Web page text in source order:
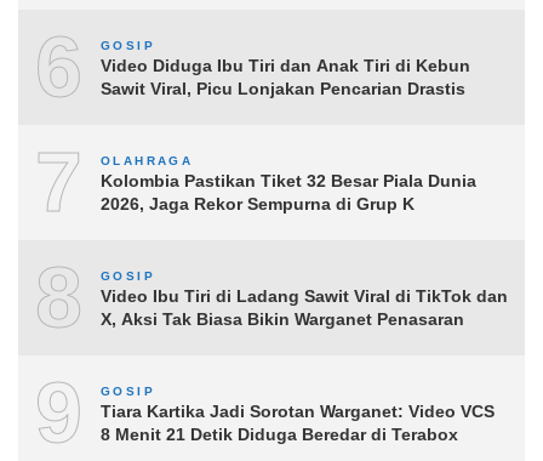
6 GOSIP
Video Diduga Ibu Tiri dan Anak Tiri di Kebun
Sawit Viral, Picu Lonjakan Pencarian Drastis
7 OLAHRAGA
Kolombia Pastikan Tiket 32 Besar Piala Dunia
2026, Jaga Rekor Sempurna di Grup K
8 GOSIP
Video Ibu Tiri di Ladang Sawit Viral di TikTok dan
X, Aksi Tak Biasa Bikin Warganet Penasaran
9 GOSIP
Tiara Kartika Jadi Sorotan Warganet: Video VCS
8 Menit 21 Detik Diduga Beredar di Terabox